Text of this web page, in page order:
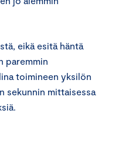
eikä esitä häntä
paremmin
toimineen yksilön
sekunnin mittaisessa